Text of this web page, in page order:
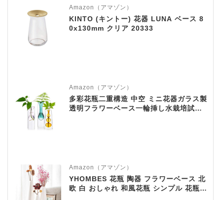
Amazon（アマゾン）
KINTO (キントー) 花器 LUNA ベース 8
0x130mm クリア 20333
Amazon（アマゾン）
多彩花瓶二重構造 中空 ミニ花器ガラス製
透明フラワーベース一輪挿し水栽培試験
Amazon（アマゾン）
YHOMBES 花瓶 陶器 フラワーベース 北
欧 白 おしゃれ 和風花瓶 シンプル 花瓶